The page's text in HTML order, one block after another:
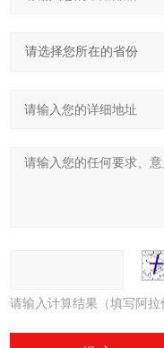
请输入计算结果（填写阿